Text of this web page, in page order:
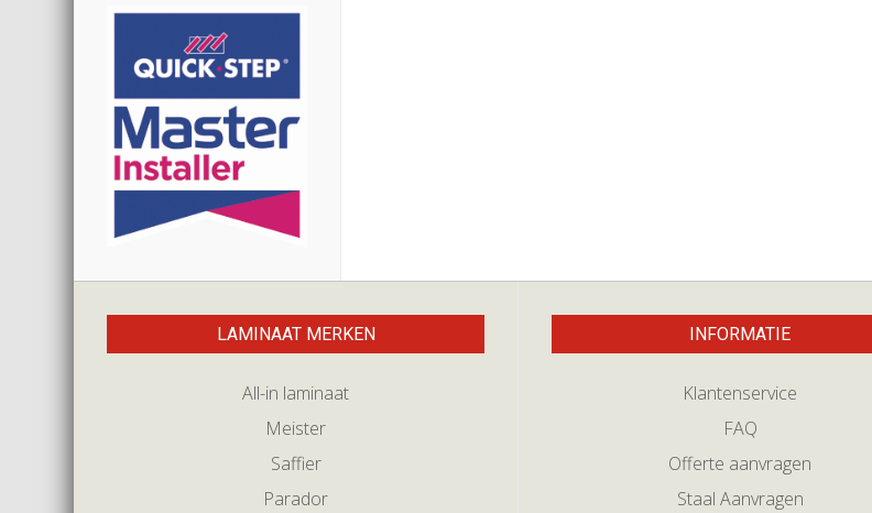
LAMINAAT MERKEN
All-in laminaat
Meister
Saffier
Parador
INFORMATIE
Klantenservice
FAQ
Offerte aanvragen
Staal Aanvragen